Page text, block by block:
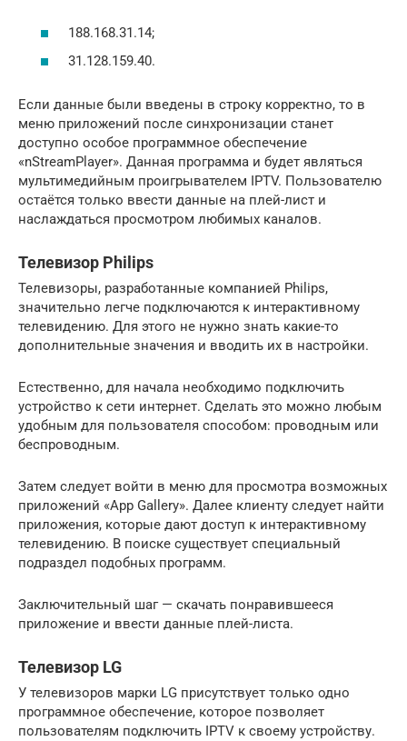
188.168.31.14;
31.128.159.40.
Если данные были введены в строку корректно, то в
меню приложений после синхронизации станет
доступно особое программное обеспечение
«nStreamPlayer». Данная программа и будет являться
мультимедийным проигрывателем IPTV. Пользователю
остаётся только ввести данные на плей-лист и
наслаждаться просмотром любимых каналов.
Телевизор Philips
Телевизоры, разработанные компанией Philips,
значительно легче подключаются к интерактивному
телевидению. Для этого не нужно знать какие-то
дополнительные значения и вводить их в настройки.
Естественно, для начала необходимо подключить
устройство к сети интернет. Сделать это можно любым
удобным для пользователя способом: проводным или
беспроводным.
Затем следует войти в меню для просмотра возможных
приложений «App Gallery». Далее клиенту следует найти
приложения, которые дают доступ к интерактивному
телевидению. В поиске существует специальный
подраздел подобных программ.
Заключительный шаг — скачать понравившееся
приложение и ввести данные плей-листа.
Телевизор LG
У телевизоров марки LG присутствует только одно
программное обеспечение, которое позволяет
пользователям подключить IPTV к своему устройству.